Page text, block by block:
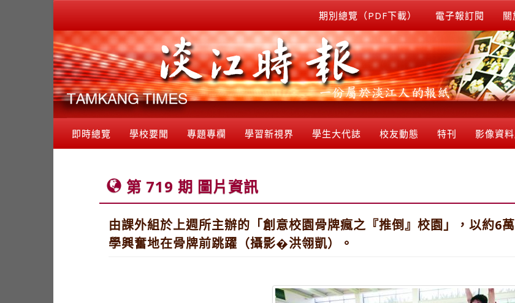
期別總覽（PDF下載） 電子報訂閱 關
即時總覽 學校要聞 專題專欄 學習新視界 學生大代誌 校友動態 特刊 影像資
第 719 期 圖片資訊
由課外組於上週所主辦的「創意校園骨牌瘋之『推倒』校園」，以約6
學興奮地在骨牌前跳躍（攝影�洪翎凱）。